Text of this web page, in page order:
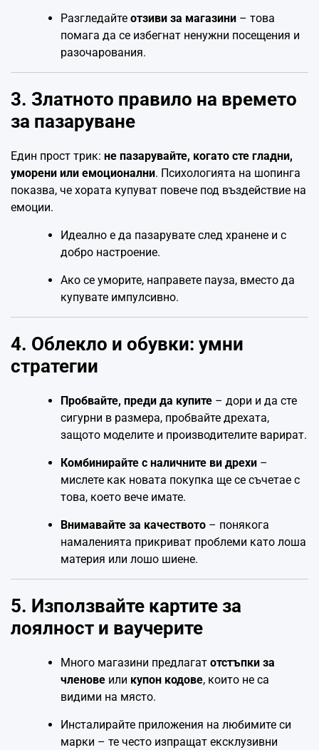
Разгледайте отзиви за магазини – това
помага да се избегнат ненужни посещения и
разочарования.
3. Златното правило на времето
за пазаруване
Един прост трик: не пазарувайте, когато сте гладни,
уморени или емоционални. Психологията на шопинга
показва, че хората купуват повече под въздействие на
емоции.
Идеално е да пазарувате след хранене и с
добро настроение.
Ако се уморите, направете пауза, вместо да
купувате импулсивно.
4. Облекло и обувки: умни
стратегии
Пробвайте, преди да купите – дори и да сте
сигурни в размера, пробвайте дрехата,
защото моделите и производителите варират.
Комбинирайте с наличните ви дрехи –
мислете как новата покупка ще се съчетае с
това, което вече имате.
Внимавайте за качеството – понякога
намаленията прикриват проблеми като лоша
материя или лошо шиене.
5. Използвайте картите за
лоялност и ваучерите
Много магазини предлагат отстъпки за
членове или купон кодове, които не са
видими на място.
Инсталирайте приложения на любимите си
марки – те често изпращат ексклузивни